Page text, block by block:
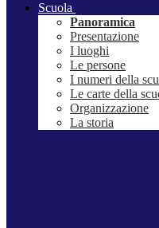
Scuola
Panoramica
Presentazione
I luoghi
Le persone
I numeri della
Le carte della
Organizzazione
La storia